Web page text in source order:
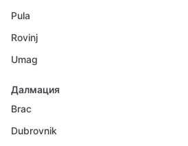
Pula
Rovinj
Umag
Далмация
Brac
Dubrovnik